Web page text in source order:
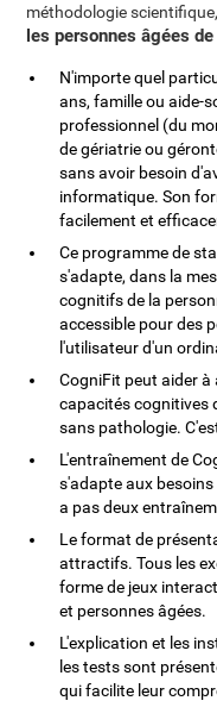
méthodologie
les personnes âgées
N'importe quel
ans, famille ou aide-
professionnel (du
de gériatrie ou
sans avoir besoin
informatique. Son
facilement et
Ce programme de
s'adapte, dans la
cognitifs de la
accessible pour des
l'utilisateur d'un
CogniFit peut aider
capacités cognitives
sans pathologie.
L'entraînement de
s'adapte aux
a pas deux
Le format de
attractifs. Tous les
forme de jeux
et personnes âgées.
L'explication et les
les tests sont
qui facilite leur